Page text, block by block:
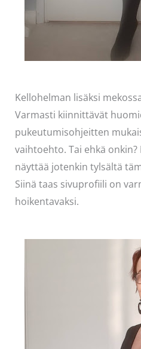
Kellohelman lisäksi
Varmasti kiinnittävät
pukeutumisohjeitten
vaihtoehto. Tai ehkä
näyttää jotenkin tylsältä
Siinä taas sivuprofiili on
hoikentavaksi.